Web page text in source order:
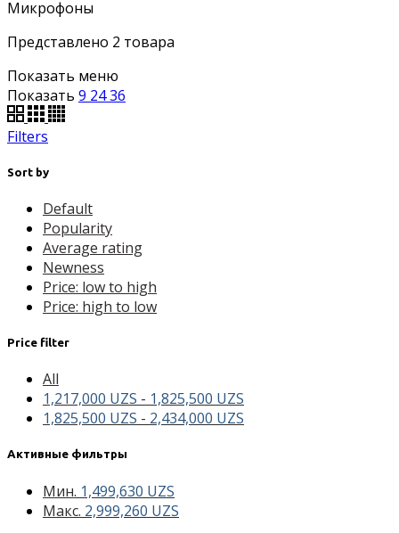
Микрофоны
Представлено 2 товара
Показать меню
Показать 9 2436
Filters
Sort by
Default
Popularity
Average rating
Newness
Price: low to high
Price: high to low
Price filter
All
1,217,000 UZS - 1,825,500 UZS
1,825,500 UZS - 2,434,000 UZS
Активные фильтры
Мин. 1,499,630 UZS
Макс. 2,999,260 UZS